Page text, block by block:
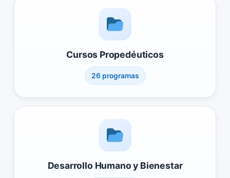
Cursos Propedéuticos
26 programas
Desarrollo Humano y Bienestar